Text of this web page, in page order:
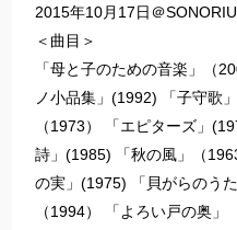
2015年10月17日＠
＜曲目＞
「母と子のための音楽」（
ノ小品集」(1992) 「子守歌
（1973） 「エピターズ」
詩」(1985) 「秋の風」（
の実」(1975) 「貝がらのう
（1994） 「よろい戸の奥」